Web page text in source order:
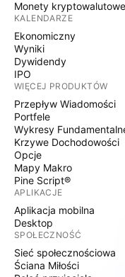
Monety kryptowalutowe
KALENDARZE
Ekonomiczny
Wyniki
Dywidendy
IPO
WIĘCEJ PRODUKTÓW
Przepływ Wiadomości
Portfele
Wykresy
Krzywe Dochodowości
Opcje
Mapy Makro
Pine Script®
APLIKACJE
Aplikacja mobilna
Desktop
SPOŁECZNOŚĆ
Sieć społecznościowa
Ściana Miłości